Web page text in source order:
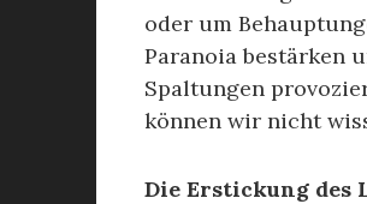
oder um
Paranoia bestärken
Spaltungen
können wir nicht
Die Erstickung des